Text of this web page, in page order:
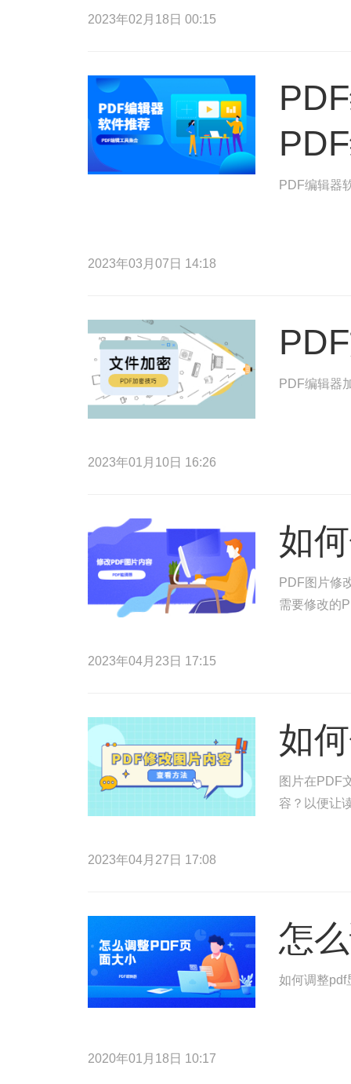
2023年02月18日 00:15
PDF编辑器
2023年03月07日 14:18
PDF编辑器
2023年01月10日 16:26
如
PDF图片修
需要修改的
2023年04月23日 17:15
如
图片在PDF
容？以便让
2023年04月27日 17:08
怎
如何调整pdf
2020年01月18日 10:17